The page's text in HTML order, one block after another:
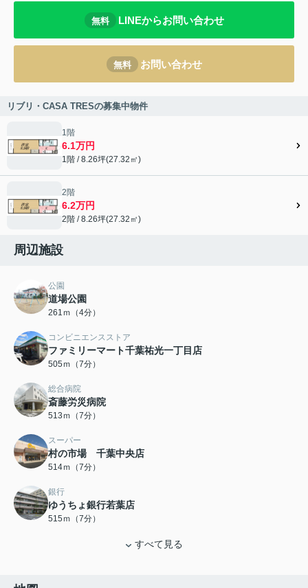
無料 LINEからお問い合わせ
無料 お問い合わせ
リブリ・CASA TRESの募集中物件
1階
6.1万円
1階 / 8.26坪(27.32㎡)
2階
6.2万円
2階 / 8.26坪(27.32㎡)
周辺施設
公園
道場公園
261ｍ（4分）
コンビニエンスストア
ファミリーマート千葉祐光一丁目店
505ｍ（7分）
総合病院
斎藤労災病院
513ｍ（7分）
スーパー
村の市場 千葉中央店
514ｍ（7分）
銀行
ゆうちょ銀行若葉店
515ｍ（7分）
すべて見る